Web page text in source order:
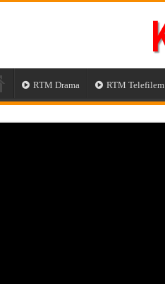
RTM Drama RTM Telefilem